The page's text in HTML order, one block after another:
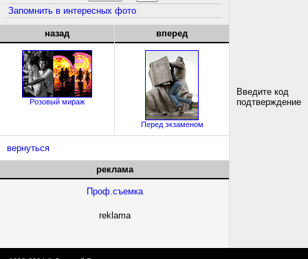
Запомнить в интересных фото
назад
Розовый мираж
вперед
Перед экзаменом
вернуться
реклама
Проф.съемка
reklama
Введите код
подтверждение